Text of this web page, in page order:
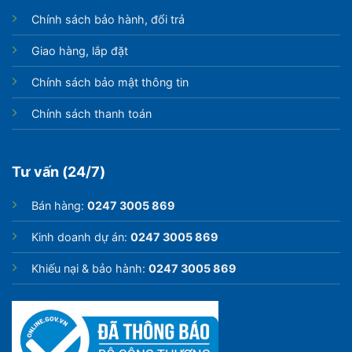
Chính sách bảo hành, đổi trả
Giao hàng, lắp đặt
Chính sách bảo mật thông tin
Chính sách thanh toán
Tư vấn (24/7)
Bán hàng: 0247 3005 869
Kinh doanh dự án: 0247 3005 869
Khiếu nại & bảo hành: 0247 3005 869